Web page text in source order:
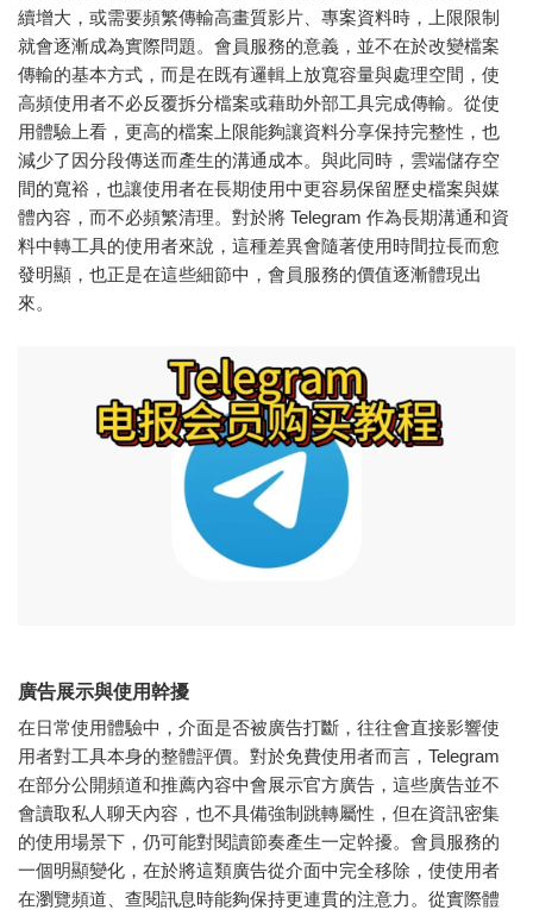
續增大，或需要頻繁傳輸高畫質影片、專案資料時，上限限制
就會逐漸成為實際問題。會員服務的意義，並不在於改變檔案
傳輸的基本方式，而是在既有邏輯上放寬容量與處理空間，使
高頻使用者不必反覆拆分檔案或藉助外部工具完成傳輸。從使
用體驗上看，更高的檔案上限能夠讓資料分享保持完整性，也
減少了因分段傳送而產生的溝通成本。與此同時，雲端儲存空
間的寬裕，也讓使用者在長期使用中更容易保留歷史檔案與媒
體內容，而不必頻繁清理。對於將 Telegram 作為長期溝通和資
料中轉工具的使用者來說，這種差異會隨著使用時間拉長而愈
發明顯，也正是在這些細節中，會員服務的價值逐漸體現出
來。
廣告展示與使用幹擾
在日常使用體驗中，介面是否被廣告打斷，往往會直接影響使
用者對工具本身的整體評價。對於免費使用者而言，Telegram
在部分公開頻道和推薦內容中會展示官方廣告，這些廣告並不
會讀取私人聊天內容，也不具備強制跳轉屬性，但在資訊密集
的使用場景下，仍可能對閱讀節奏產生一定幹擾。會員服務的
一個明顯變化，在於將這類廣告從介面中完全移除，使使用者
在瀏覽頻道、查閱訊息時能夠保持更連貫的注意力。從實際體